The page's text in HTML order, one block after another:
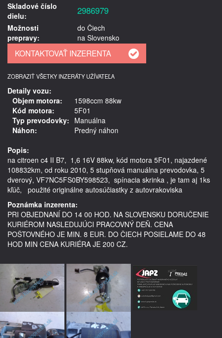
Skladové číslo
dielu:
2986979
Možnosti
prepravy:
do Čiech
na Slovensko
ZOBRAZIŤ VŠETKY INZERÁTY UŽÍVATEĽA
Detaily vozu:
Objem motora:
1598ccm 88kw
Kód motora:
5F01
Typ prevodovky: Manuálna
Náhon:
Predný náhon
Popis:
na citroen c4 II B7,  1,6 16V 88kw, kód motora 5F01, najazdené
108832km, od roku 2010, 5 stupňová manuálna prevodovka, 5
dverový, VF7NC5FS0BY598523,  spínacia skrinka , je tam aj 1ks
Poznámka inzerenta:
PRI OBJEDNANÍ DO 14 00 HOD. NA SLOVENSKU DORUČENIE
KURIÉROM NASLEDUJÚCI PRACOVNÝ DEŇ. CENA
POŠTOVNÉHO JE MIN. 8 EUR. DO ČIECH POSIELAME DO 48
HOD MIN CENA KURIÉRA JE 200 CZ.